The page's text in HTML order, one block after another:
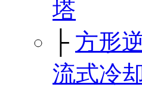
塔
├ 方形
流式冷